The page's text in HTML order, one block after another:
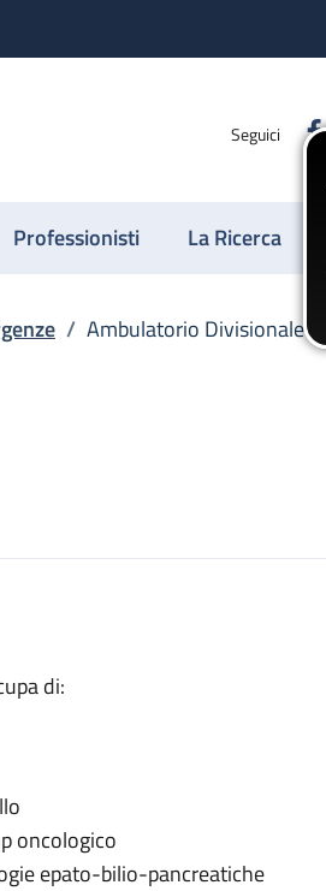
Seguici
Professionisti La Ricerca
/ Ambulatorio Divisionale
di:
oncologico
epato-bilio-pancreatiche